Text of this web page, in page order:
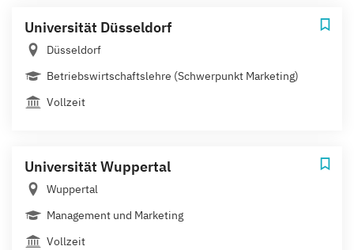
Universität Düsseldorf
Düsseldorf
Betriebswirtschaftslehre (Schwerpunkt Marketing)
Vollzeit
Universität Wuppertal
Wuppertal
Management und Marketing
Vollzeit